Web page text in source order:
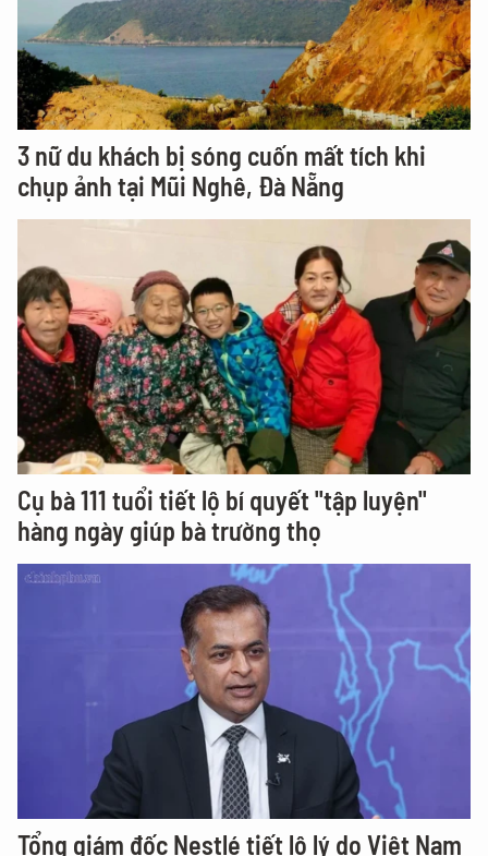
3 nữ du khách bị sóng cuốn mất tích khi
chụp ảnh tại Mũi Nghê, Đà Nẵng
Cụ bà 111 tuổi tiết lộ bí quyết "tập luyện"
hàng ngày giúp bà trường thọ
Tổng giám đốc Nestlé tiết lộ lý do Việt Nam